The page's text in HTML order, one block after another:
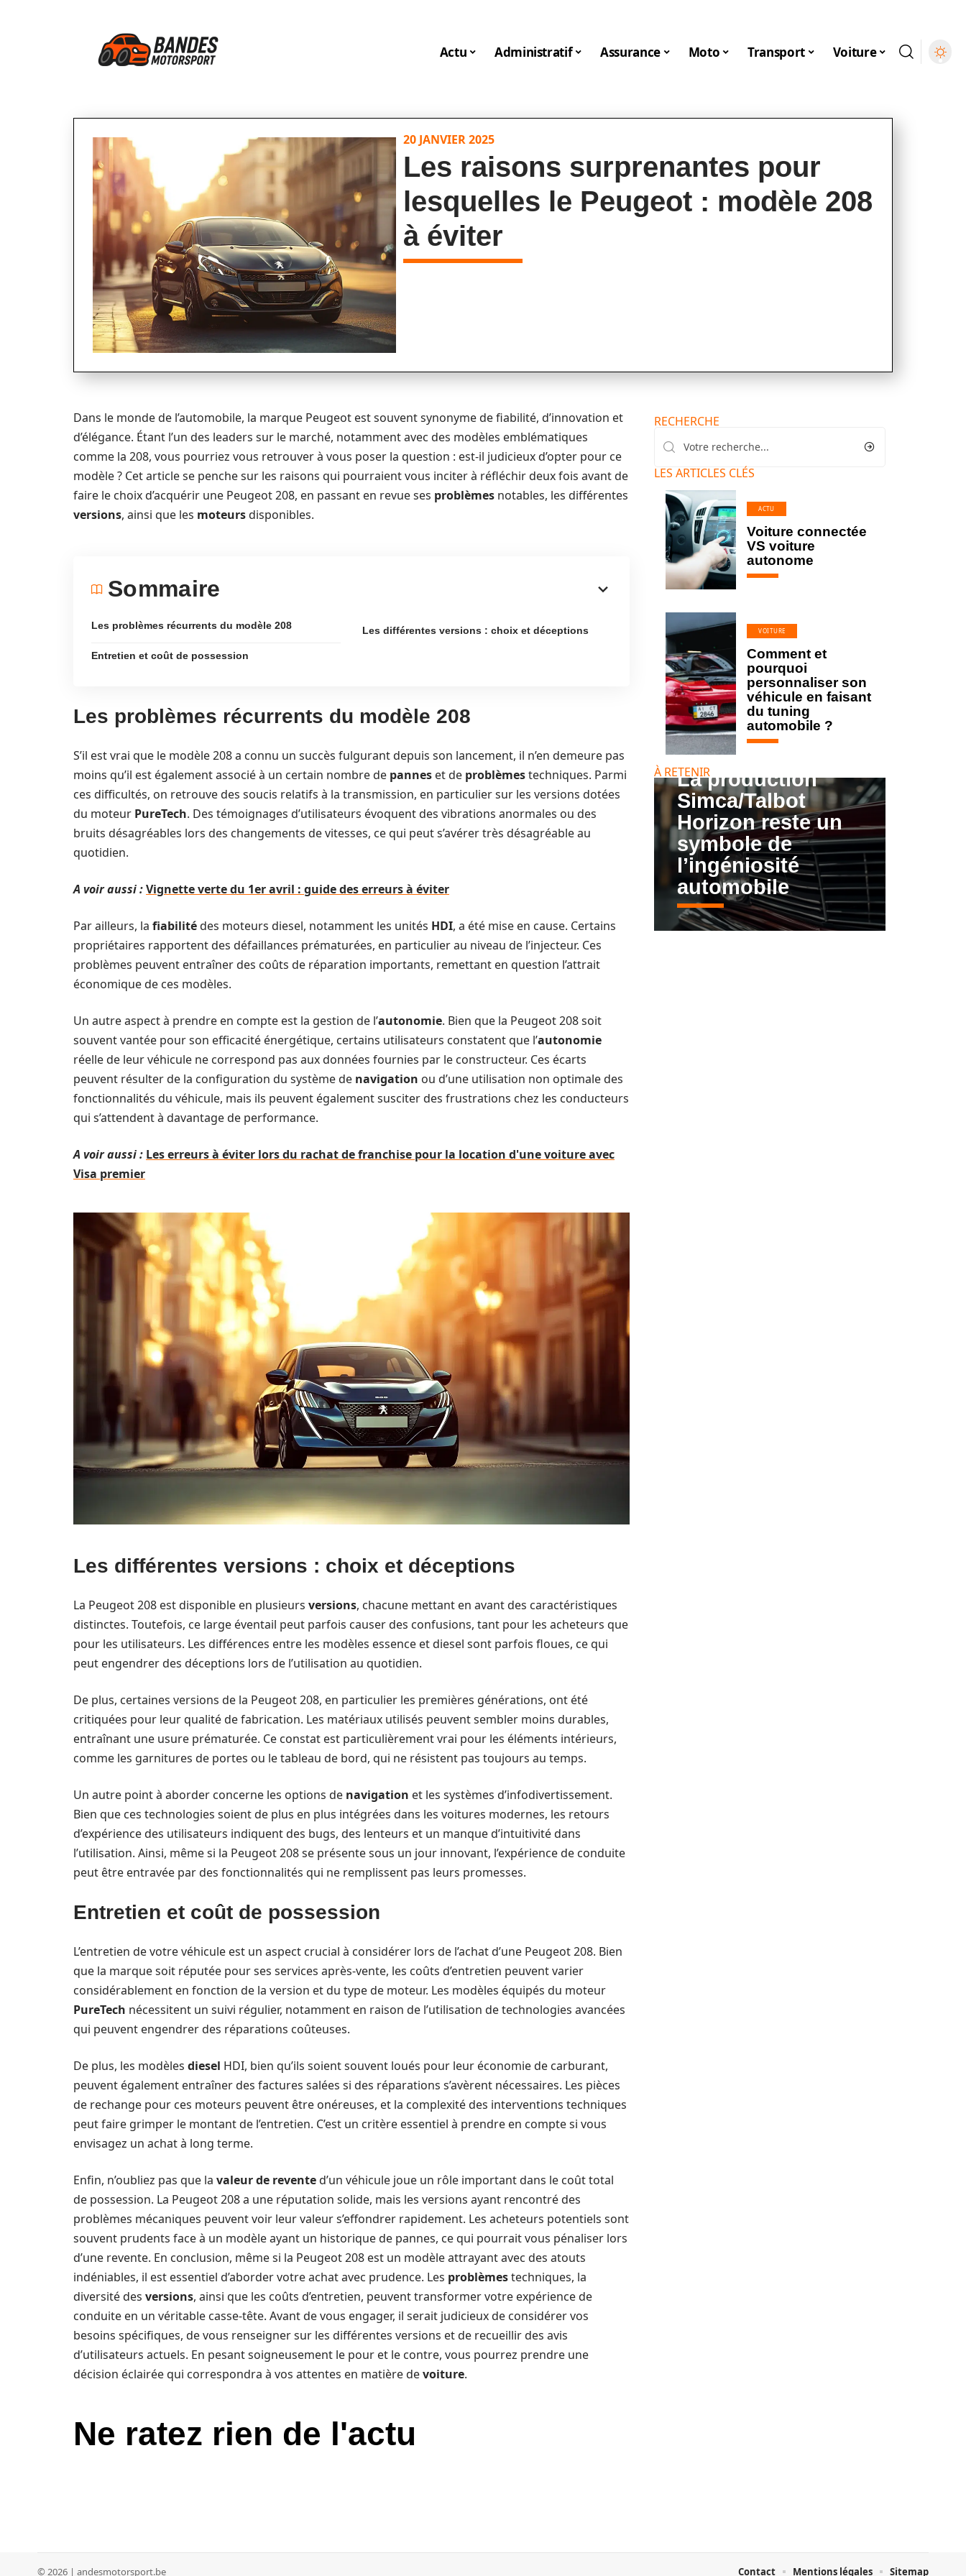
Actu Administratif Assurance Moto Transport Voiture
20 JANVIER 2025
Les raisons surprenantes pour
lesquelles le Peugeot : modèle 208
à éviter
Dans le monde de l’automobile, la marque Peugeot est souvent synonyme de fiabilité, d’innovation et
d’élégance. Étant l’un des leaders sur le marché, notamment avec des modèles emblématiques
comme la 208, vous pourriez vous retrouver à vous poser la question : est-il judicieux d’opter pour ce
modèle ? Cet article se penche sur les raisons qui pourraient vous inciter à réfléchir deux fois avant de
faire le choix d’acquérir une Peugeot 208, en passant en revue ses problèmes notables, les différentes
versions, ainsi que les moteursdisponibles.
Sommaire
Les problèmes récurrents du modèle 208 Les différentes versions : choix et déceptions
Entretien et coût de possession
Les problèmes récurrents du modèle 208
S’il est vrai que le modèle 208 a connu un succès fulgurant depuis son lancement, il n’en demeure pas
moins qu’il est également associé à un certain nombre de pannes et de problèmestechniques. Parmi
ces difficultés, on retrouve des soucis relatifs à la transmission, en particulier sur les versions dotées
du moteur PureTech. Des témoignages d’utilisateurs évoquent des vibrations anormales ou des
bruits désagréables lors des changements de vitesses, ce qui peut s’avérer très désagréable au
quotidien.
A voir aussi :Vignette verte du 1er avril : guide des erreurs à éviter
Par ailleurs, la fiabilitédes moteurs diesel, notamment les unités HDI, a été mise en cause. Certains
propriétaires rapportent des défaillances prématurées, en particulier au niveau de l’injecteur. Ces
problèmes peuvent entraîner des coûts de réparation importants, remettant en question l’attrait
économique de ces modèles.
Un autre aspect à prendre en compte est la gestion de l’autonomie. Bien que la Peugeot 208 soit
souvent vantée pour son efficacité énergétique, certains utilisateurs constatent que l’autonomie
réelle de leur véhicule ne correspond pas aux données fournies par le constructeur. Ces écarts
peuvent résulter de la configuration du système de navigation ou d’une utilisation non optimale des
fonctionnalités du véhicule, mais ils peuvent également susciter des frustrations chez les conducteurs
qui s’attendent à davantage de performance.
A voir aussi : Les erreurs à éviter lors du rachat de franchise pour la location d'une voiture avec
Visa premier
Les différentes versions : choix et déceptions
La Peugeot 208 est disponible en plusieurs versions, chacune mettant en avant des caractéristiques
distinctes. Toutefois, ce large éventail peut parfois causer des confusions, tant pour les acheteurs que
pour les utilisateurs. Les différences entre les modèles essence et diesel sont parfois floues, ce qui
peut engendrer des déceptions lors de l’utilisation au quotidien.
De plus, certaines versions de la Peugeot 208, en particulier les premières générations, ont été
critiquées pour leur qualité de fabrication. Les matériaux utilisés peuvent sembler moins durables,
entraînant une usure prématurée. Ce constat est particulièrement vrai pour les éléments intérieurs,
comme les garnitures de portes ou le tableau de bord, qui ne résistent pas toujours au temps.
Un autre point à aborder concerne les options de navigation et les systèmes d’infodivertissement.
Bien que ces technologies soient de plus en plus intégrées dans les voitures modernes, les retours
d’expérience des utilisateurs indiquent des bugs, des lenteurs et un manque d’intuitivité dans
l’utilisation. Ainsi, même si la Peugeot 208 se présente sous un jour innovant, l’expérience de conduite
peut être entravée par des fonctionnalités qui ne remplissent pas leurs promesses.
Entretien et coût de possession
L’entretien de votre véhicule est un aspect crucial à considérer lors de l’achat d’une Peugeot 208. Bien
que la marque soit réputée pour ses services après-vente, les coûts d’entretien peuvent varier
considérablement en fonction de la version et du type de moteur. Les modèles équipés du moteur
PureTech nécessitent un suivi régulier, notamment en raison de l’utilisation de technologies avancées
qui peuvent engendrer des réparations coûteuses.
De plus, les modèles diesel HDI, bien qu’ils soient souvent loués pour leur économie de carburant,
peuvent également entraîner des factures salées si des réparations s’avèrent nécessaires. Les pièces
de rechange pour ces moteurs peuvent être onéreuses, et la complexité des interventions techniques
peut faire grimper le montant de l’entretien. C’est un critère essentiel à prendre en compte si vous
envisagez un achat à long terme.
Enfin, n’oubliez pas que la valeur de revented’un véhicule joue un rôle important dans le coût total
de possession. La Peugeot 208 a une réputation solide, mais les versions ayant rencontré des
problèmes mécaniques peuvent voir leur valeur s’effondrer rapidement. Les acheteurs potentiels sont
souvent prudents face à un modèle ayant un historique de pannes, ce qui pourrait vous pénaliser lors
d’une revente. En conclusion, même si la Peugeot 208 est un modèle attrayant avec des atouts
indéniables, il est essentiel d’aborder votre achat avec prudence. Les problèmestechniques, la
diversité des versions, ainsi que les coûts d’entretien, peuvent transformer votre expérience de
conduite en un véritable casse-tête. Avant de vous engager, il serait judicieux de considérer vos
besoins spécifiques, de vous renseigner sur les différentes versions et de recueillir des avis
d’utilisateurs actuels. En pesant soigneusement le pour et le contre, vous pourrez prendre une
décision éclairée qui correspondra à vos attentes en matière devoiture.
Ne ratez rien de l'actu
RECHERCHE
LES ARTICLES CLÉS
ACTU
Voiture connectée
VS voiture
autonome
VOITURE
Comment et
pourquoi
personnaliser son
véhicule en faisant
du tuning
automobile ?
À RETENIR
La production
Simca/Talbot
Horizon reste un
symbole de
l’ingéniosité
automobile
© 2026 | andesmotorsport.be Contact Mentions légales Sitemap